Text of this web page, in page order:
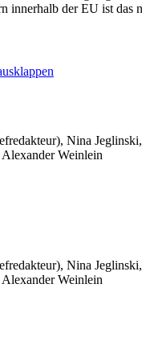
innerhalb der EU ist das
Nina Jeglinski,
Weinlein
Nina Jeglinski,
Weinlein